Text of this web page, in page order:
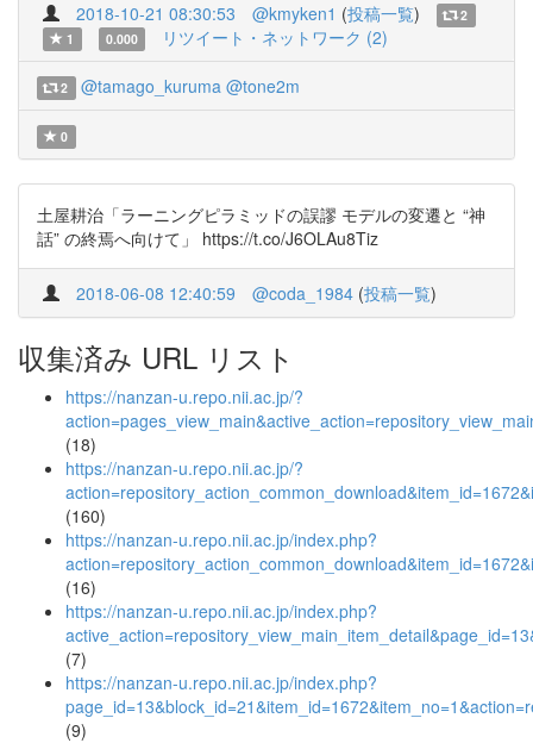
2018-10-21 08:30:53 @kmyken1 (投稿一覧)
2
1
0.000 リツイート・ネットワーク (2)
2 @tamago_kuruma @tone2m
0
土屋耕治「ラーニングピラミッドの誤謬 モデルの変遷と “神
話” の終焉へ向けて」 https://t.co/J6OLAu8Tiz
2018-06-08 12:40:59 @coda_1984 (投稿一覧)
収集済み URL リスト
https://nanzan-u.repo.nii.ac.jp/?
(18)
https://nanzan-u.repo.nii.ac.jp/?
(160)
https://nanzan-u.repo.nii.ac.jp/index.php?
(16)
https://nanzan-u.repo.nii.ac.jp/index.php?
(7)
https://nanzan-u.repo.nii.ac.jp/index.php?
(9)